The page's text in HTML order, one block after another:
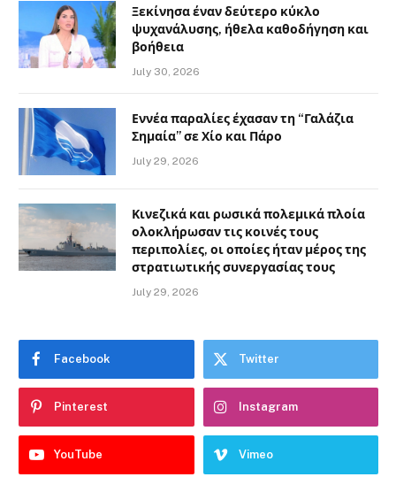
Ξεκίνησα έναν δεύτερο κύκλο
ψυχανάλυσης, ήθελα καθοδήγηση και
βοήθεια
July 30, 2026
Εννέα παραλίες έχασαν τη “Γαλάζια
Σημαία” σε Χίο και Πάρο
July 29, 2026
Κινεζικά και ρωσικά πολεμικά πλοία
ολοκλήρωσαν τις κοινές τους
περιπολίες, οι οποίες ήταν μέρος της
στρατιωτικής συνεργασίας τους
July 29, 2026
Facebook Twitter
Pinterest Instagram
YouTube Vimeo